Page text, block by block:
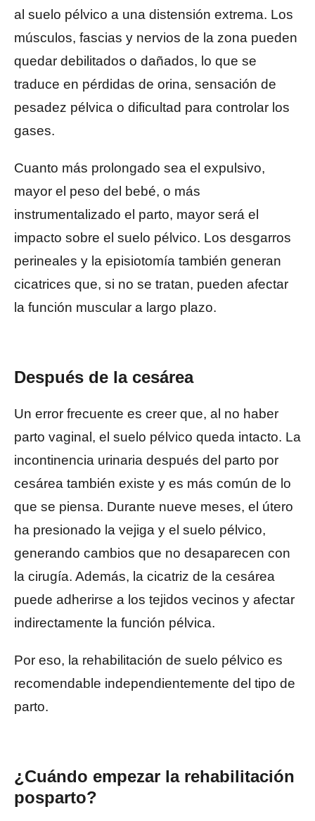
al suelo pélvico a una distensión extrema. Los
músculos, fascias y nervios de la zona pueden
quedar debilitados o dañados, lo que se
traduce en pérdidas de orina, sensación de
pesadez pélvica o dificultad para controlar los
gases.
Cuanto más prolongado sea el expulsivo,
mayor el peso del bebé, o más
instrumentalizado el parto, mayor será el
impacto sobre el suelo pélvico. Los desgarros
perineales y la episiotomía también generan
cicatrices que, si no se tratan, pueden afectar
la función muscular a largo plazo.
Después de la cesárea
Un error frecuente es creer que, al no haber
parto vaginal, el suelo pélvico queda intacto. La
incontinencia urinaria después del parto por
cesárea también existe y es más común de lo
que se piensa. Durante nueve meses, el útero
ha presionado la vejiga y el suelo pélvico,
generando cambios que no desaparecen con
la cirugía. Además, la cicatriz de la cesárea
puede adherirse a los tejidos vecinos y afectar
indirectamente la función pélvica.
Por eso, la rehabilitación de suelo pélvico es
recomendable independientemente del tipo de
parto.
¿Cuándo empezar la rehabilitación
posparto?